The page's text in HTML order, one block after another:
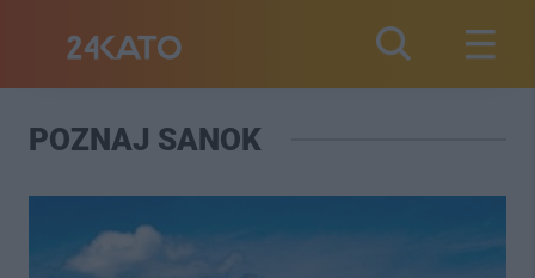
POZNAJ SANOK